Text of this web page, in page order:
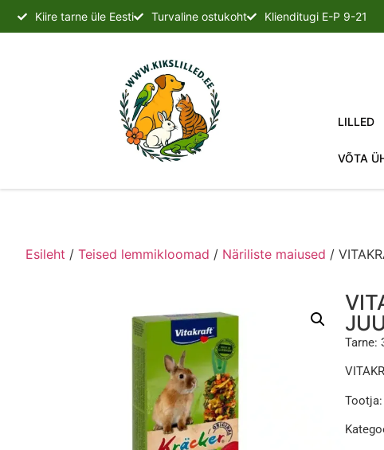
Kiire tarne üle Eesti Turvaline ostukoht Klienditugi E-P 9-21
LILLED
VÕTA
Esileht / Teised lemmikloomad / Näriliste maiused /
Tarne:
Tootja: